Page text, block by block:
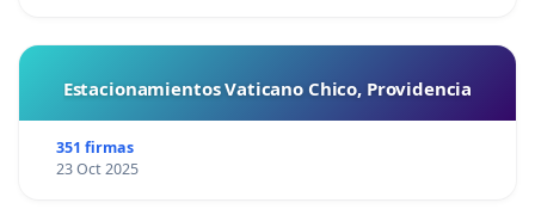
Estacionamientos Vaticano Chico, Providencia
351 firmas
23 Oct 2025